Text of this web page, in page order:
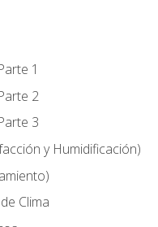
1
2
3
y Humidificación)
Clima